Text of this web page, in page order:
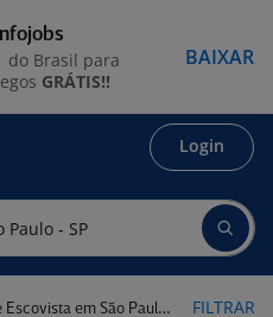
Login
em São Paulo - SP FILTRAR
do Brasil para
GRÁTIS!!
BAIXAR